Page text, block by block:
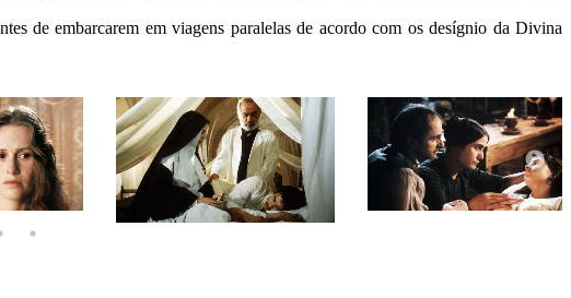
de embarcarem em viagens paralelas de acordo com os desígnio da Divina